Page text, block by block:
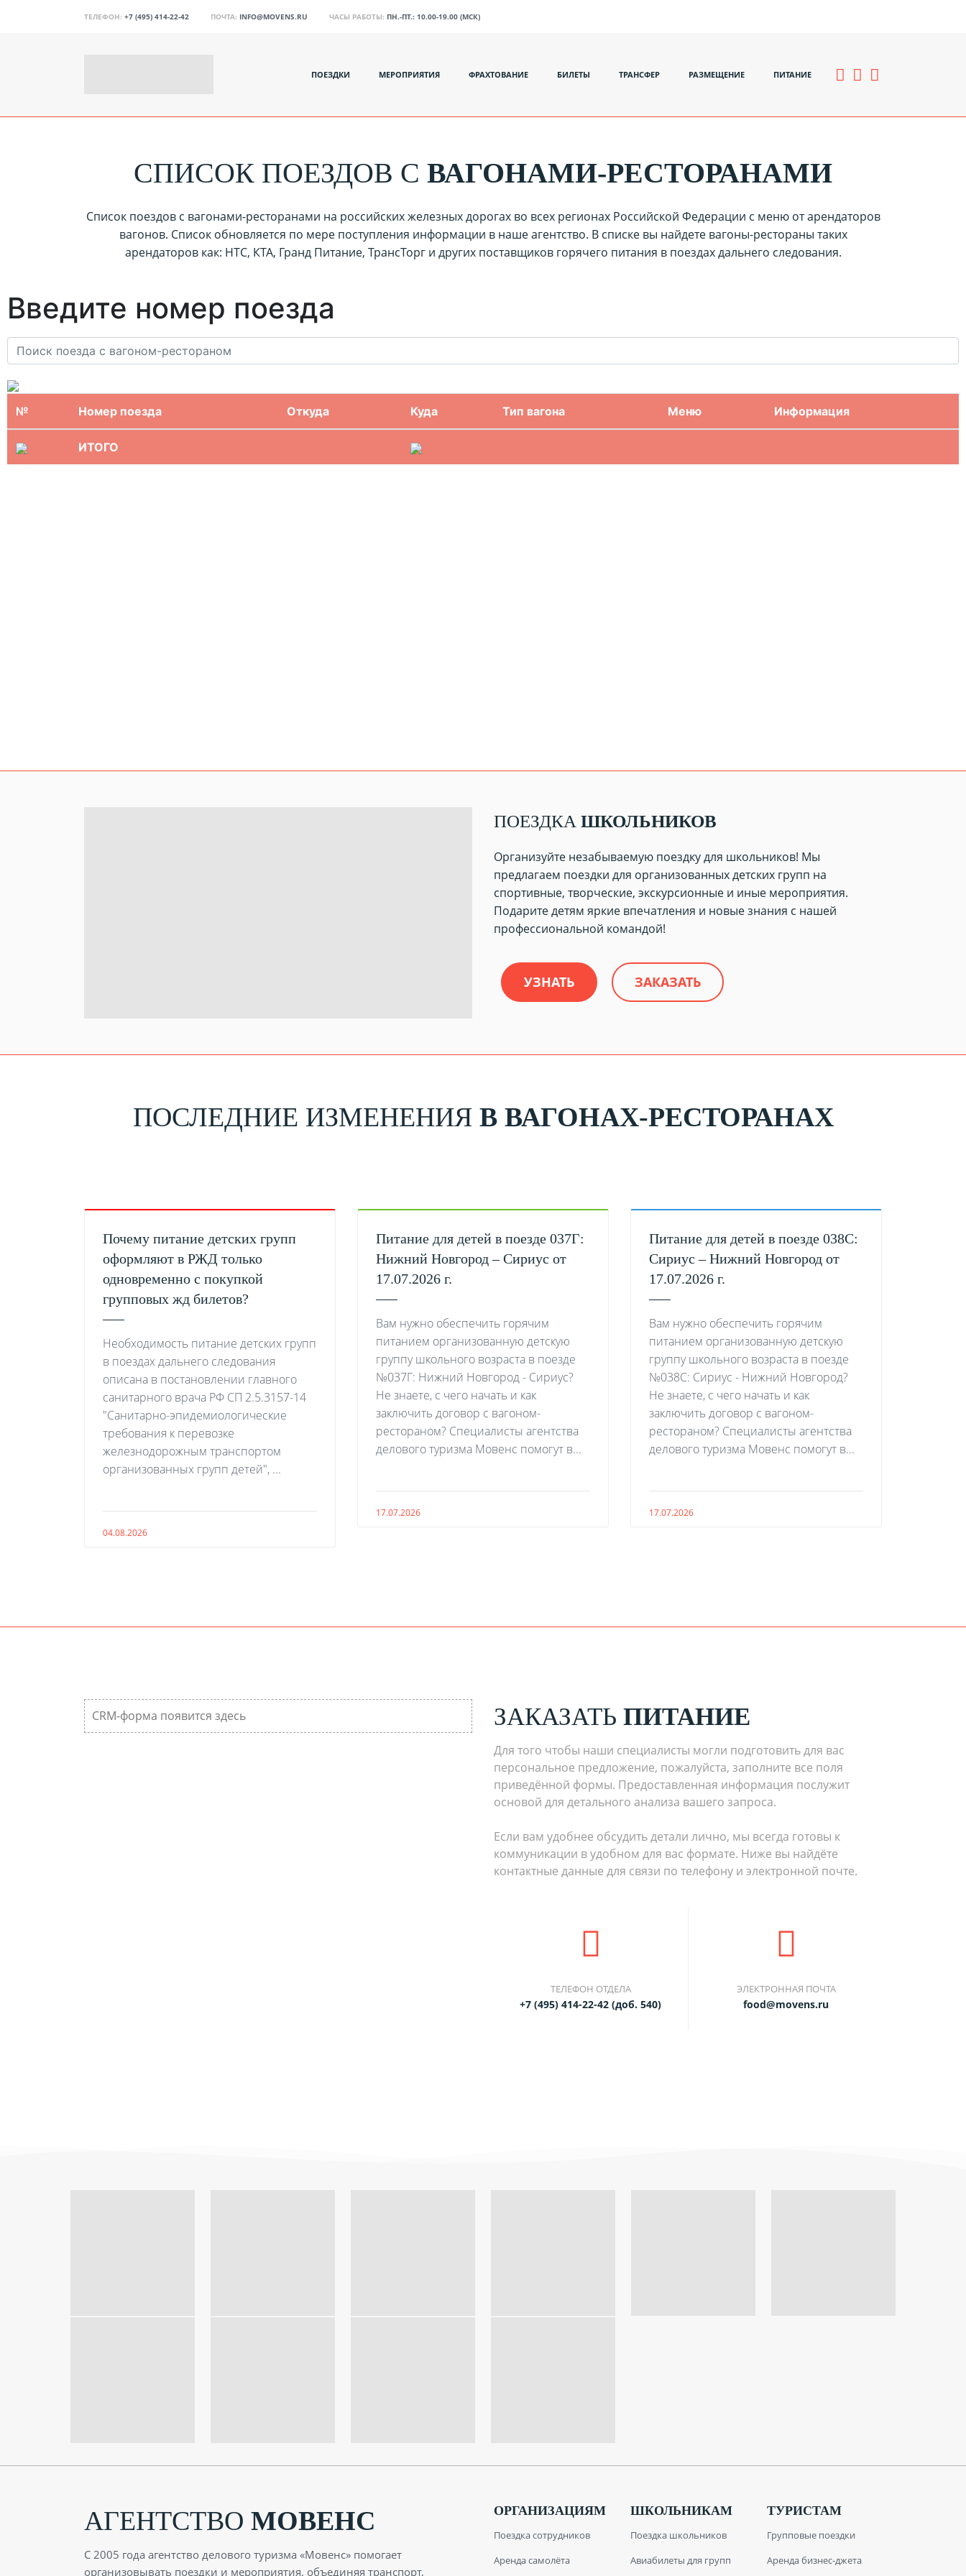
ТЕЛЕФОН: +7 (495) 414-22-42 ПОЧТА: INFO@MOVENS.RU ЧАСЫ РАБОТЫ: ПН.-ПТ.: 10.00-19.00 (МСК)
ПОЕЗДКИ МЕРОПРИЯТИЯ ФРАХТОВАНИЕ БИЛЕТЫ ТРАНСФЕР РАЗМЕЩЕНИЕ ПИТАНИЕ
СПИСОК ПОЕЗДОВ С ВАГОНАМИ-РЕСТОРАНАМИ
Список поездов с вагонами-ресторанами на российских железных дорогах во всех регионах Российской Федерации с меню от арендаторов
вагонов. Список обновляется по мере поступления информации в наше агентство. В списке вы найдете вагоны-рестораны таких
арендаторов как: НТС, КТА, Гранд Питание, ТрансТорг и других поставщиков горячего питания в поездах дальнего следования.
ПОЕЗДКА ШКОЛЬНИКОВ
Организуйте незабываемую поездку для школьников! Мы
предлагаем поездки для организованных детских групп на
спортивные, творческие, экскурсионные и иные мероприятия.
Подарите детям яркие впечатления и новые знания с нашей
профессиональной командой!
УЗНАТЬ ЗАКАЗАТЬ
ПОСЛЕДНИЕ ИЗМЕНЕНИЯ В ВАГОНАХ-РЕСТОРАНАХ
Почему питание детских групп
оформляют в РЖД только
одновременно с покупкой
групповых жд билетов?
Необходимость питание детских групп
в поездах дальнего следования
описана в постановлении главного
санитарного врача РФ СП 2.5.3157-14
"Санитарно-эпидемиологические
требования к перевозке
железнодорожным транспортом
организованных групп детей", ...
04.08.2026
Питание для детей в поезде 037Г:
Нижний Новгород – Сириус от
17.07.2026 г.
Вам нужно обеспечить горячим
питанием организованную детскую
группу школьного возраста в поезде
№037Г: Нижний Новгород - Сириус?
Не знаете, с чего начать и как
заключить договор с вагоном-
рестораном? Специалисты агентства
делового туризма Мовенс помогут в...
17.07.2026
Питание для детей в поезде 038С:
Сириус – Нижний Новгород от
17.07.2026 г.
Вам нужно обеспечить горячим
питанием организованную детскую
группу школьного возраста в поезде
№038С: Сириус - Нижний Новгород?
Не знаете, с чего начать и как
заключить договор с вагоном-
рестораном? Специалисты агентства
делового туризма Мовенс помогут в...
17.07.2026
CRM-форма появится здесь ЗАКАЗАТЬ ПИТАНИЕ
Для того чтобы наши специалисты могли подготовить для вас
персональное предложение, пожалуйста, заполните все поля
приведённой формы. Предоставленная информация послужит
основой для детального анализа вашего запроса.
Если вам удобнее обсудить детали лично, мы всегда готовы к
коммуникации в удобном для вас формате. Ниже вы найдёте
контактные данные для связи по телефону и электронной почте.
ТЕЛЕФОН ОТДЕЛА
+7 (495) 414-22-42 (доб. 540)
ЭЛЕКТРОННАЯ ПОЧТА
food@movens.ru
АГЕНТСТВО МОВЕНС
С 2005 года агентство делового туризма «Мовенс» помогает
организовывать поездки и мероприятия, объединяя транспорт,
ОРГАНИЗАЦИЯМ
Поездка сотрудников
Аренда самолёта
ШКОЛЬНИКАМ
Поездка школьников
Авиабилеты для групп
ТУРИСТАМ
Групповые поездки
Аренда бизнес-джета